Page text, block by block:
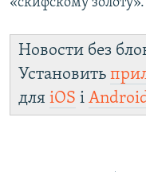
«скифскому золоту».
Новости без
Установить
для iOS і